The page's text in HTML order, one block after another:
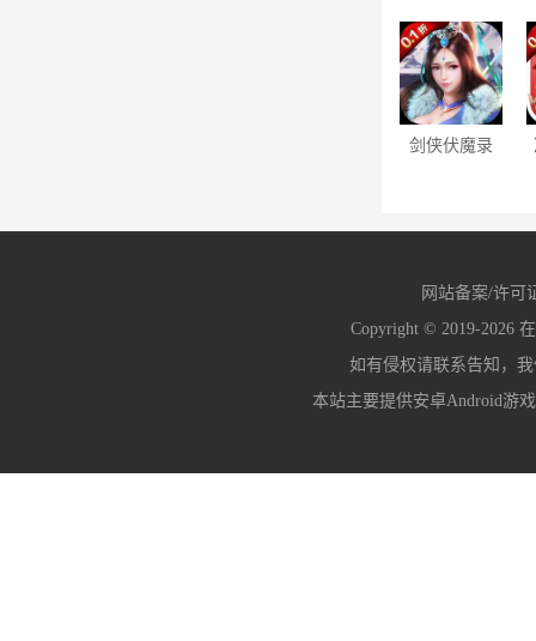
剑侠伏魔录
网站备案/许可
Copyright © 2019-2026
如有侵权请联系告知，
本站主要提供安卓Android游